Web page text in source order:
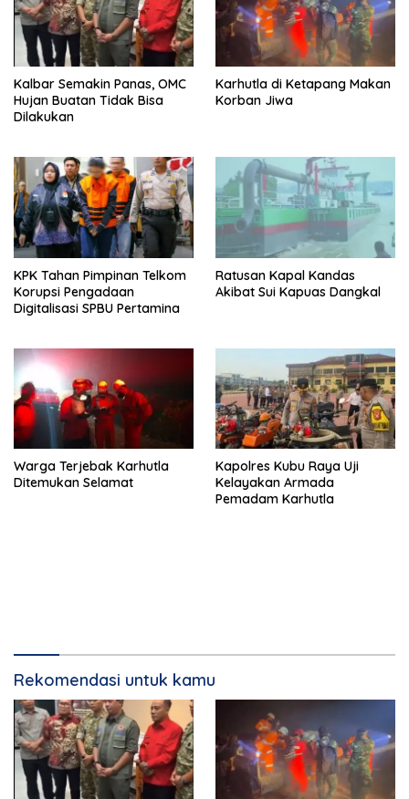
Kalbar Semakin Panas, OMC
Hujan Buatan Tidak Bisa
Dilakukan
Karhutla di Ketapang Makan
Korban Jiwa
KPK Tahan Pimpinan Telkom
Korupsi Pengadaan
Digitalisasi SPBU Pertamina
Ratusan Kapal Kandas
Akibat Sui Kapuas Dangkal
Warga Terjebak Karhutla
Ditemukan Selamat
Kapolres Kubu Raya Uji
Kelayakan Armada
Pemadam Karhutla
Rekomendasi untuk kamu